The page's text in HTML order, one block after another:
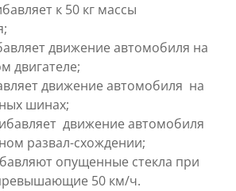
к 50 кг массы
движение автомобиля на
двигателе;
движение автомобиля на
шинах;
движение автомобиля
развал-схождении;
опущенные стекла при
50 км/ч.